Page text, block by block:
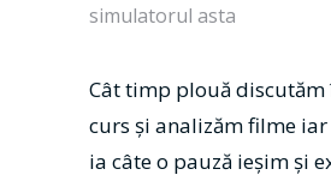
simulatorul asta
Cât timp plouă discutăm
curs şi analizăm filme
ia câte o pauză ieşim şi